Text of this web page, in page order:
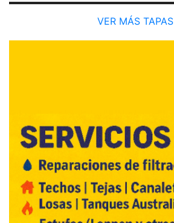
VER MÁS TAPAS